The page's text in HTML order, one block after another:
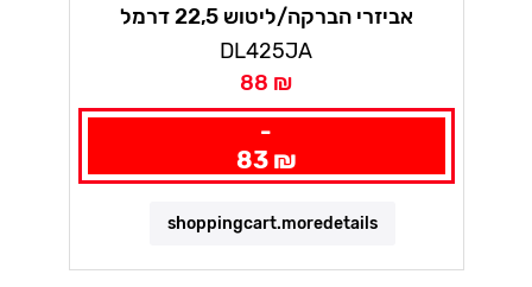
אביזרי הברקה/ליטוש 22,5 דרמל
DL425JA
88 ₪
-
83 ₪
shoppingcart.moredetails